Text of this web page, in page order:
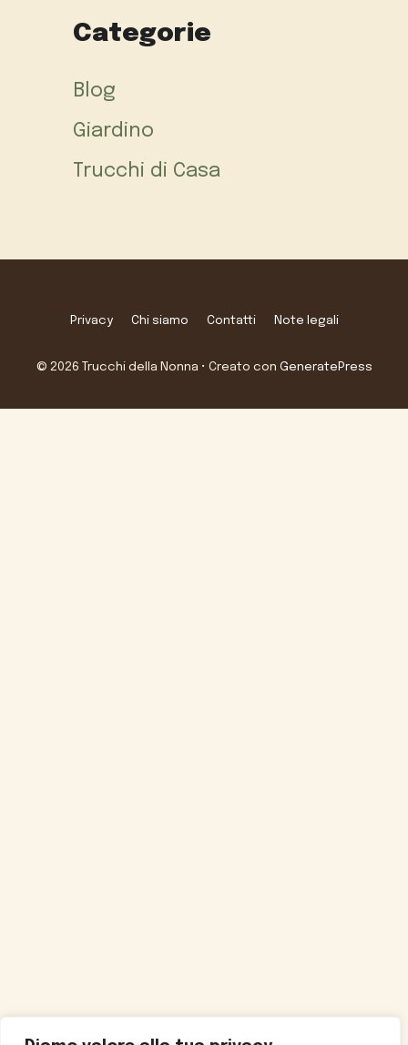
Categorie
Blog
Giardino
Trucchi di Casa
Privacy Chi siamo Contatti Note legali
© 2026 Trucchi della Nonna • Creato con GeneratePress